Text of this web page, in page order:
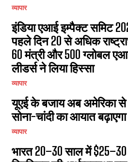
व्यापार
इंडिया एआई इम्पैक्ट समिट
पहले दिन 20 से अधिक
60 मंत्री और 500 ग्लोबल
लीडर्स ने लिया हिस्सा
व्यापार
यूएई के बजाय अब अमेरिका से
सोना-चांदी का आयात
व्यापार
भारत 20–30 साल में $25–30